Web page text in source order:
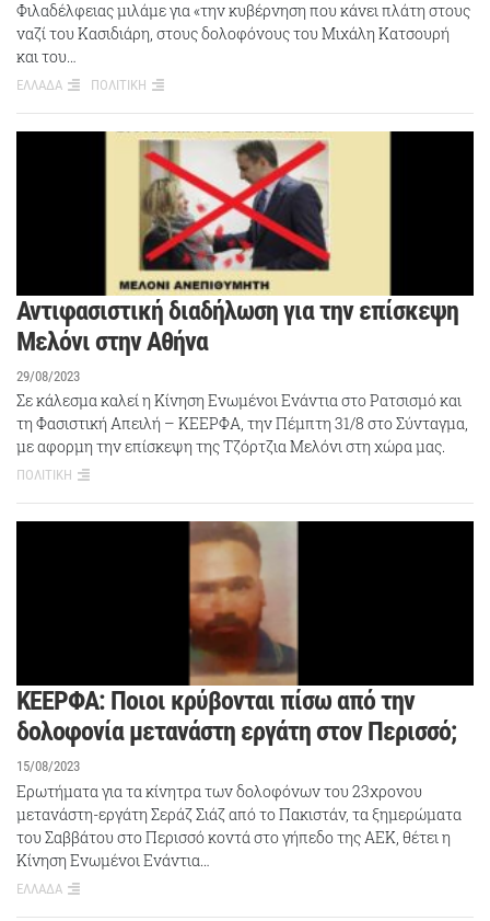
Φιλαδέλφειας μιλάμε για «την κυβέρνηση που κάνει πλάτη στους
ναζί του Κασιδιάρη, στους δολοφόνους του Μιχάλη Κατσουρή
και του…
ΕΛΛΑΔΑ ΠΟΛΙΤΙΚΗ
Αντιφασιστική διαδήλωση για την επίσκεψη
Μελόνι στην Αθήνα
29/08/2023
Σε κάλεσμα καλεί η Κίνηση Ενωμένοι Ενάντια στο Ρατσισμό και
τη Φασιστική Απειλή – ΚΕΕΡΦΑ, την Πέμπτη 31/8 στο Σύνταγμα,
με αφορμη την επίσκεψη της Τζόρτζια Μελόνι στη χώρα μας.
ΠΟΛΙΤΙΚΗ
ΚΕΕΡΦΑ: Ποιοι κρύβονται πίσω από την
δολοφονία μετανάστη εργάτη στον Περισσό;
15/08/2023
Ερωτήματα για τα κίνητρα των δολοφόνων του 23χρονου
μετανάστη-εργάτη Σεράζ Σιάζ από το Πακιστάν, τα ξημερώματα
του Σαββάτου στο Περισσό κοντά στο γήπεδο της ΑΕΚ, θέτει η
Κίνηση Ενωμένοι Ενάντια…
ΕΛΛΑΔΑ